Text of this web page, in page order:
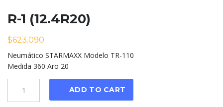
R-1 (12.4R20)
$623.090
Neumático STARMAXX Modelo TR-110
Medida 360 Aro 20
ADD TO CART